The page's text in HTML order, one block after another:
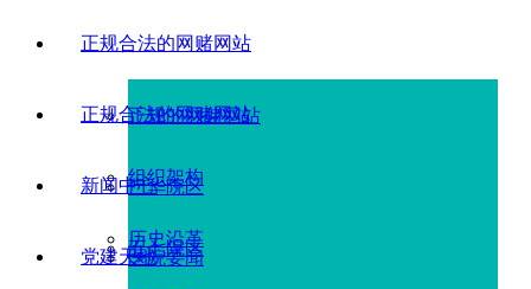
正规合法的网赌网站
正规的网赌网站
组织架构
历史沿革
正规合法的网赌网站
广华院区
五七院区
新闻中心
医院要闻
党建天地